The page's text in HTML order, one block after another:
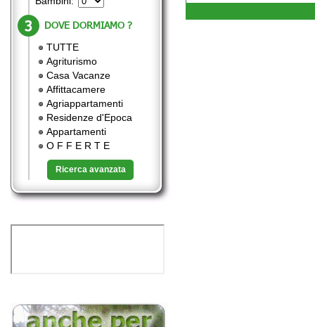
DOVE DORMIAMO ?
TUTTE
Agriturismo
Casa Vacanze
Affittacamere
Agriappartamenti
Residenze d'Epoca
Appartamenti
O F F E R T E
Ricerca avanzata